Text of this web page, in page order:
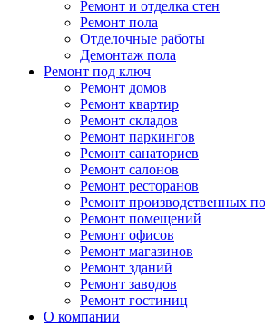
Ремонт и отделка стен
Ремонт пола
Отделочные работы
Демонтаж пола
Ремонт под ключ
Ремонт домов
Ремонт квартир
Ремонт складов
Ремонт паркингов
Ремонт санаториев
Ремонт салонов
Ремонт ресторанов
Ремонт производственных
Ремонт помещений
Ремонт офисов
Ремонт магазинов
Ремонт зданий
Ремонт заводов
Ремонт гостиниц
О компании